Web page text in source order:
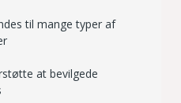
til mange typer af
at bevilgede